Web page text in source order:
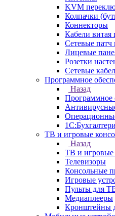
KVM
Колпачки
Коннекторы
Кабели витая
Сетевые патч
Лицевые
Розетки
Сетевые
Программное
Назад
Программное
ТВ и игровые
Назад
ТВ и игровые
Телевизоры
Консольные
Игровые
Пульты для
Медиаплееры
Кронштейны